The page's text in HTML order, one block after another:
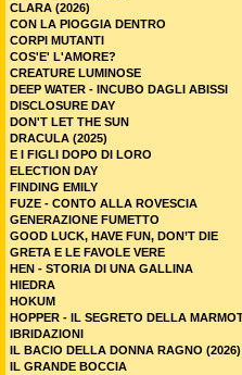
CLARA (2026)
CON LA PIOGGIA DENTRO
CORPI MUTANTI
COS'E' L'AMORE?
CREATURE LUMINOSE
DEEP WATER - INCUBO DAGLI ABISSI
DISCLOSURE DAY
DON'T LET THE SUN
DRACULA (2025)
E I FIGLI DOPO DI LORO
ELECTION DAY
FINDING EMILY
FUZE - CONTO ALLA ROVESCIA
GENERAZIONE FUMETTO
GOOD LUCK, HAVE FUN, DON’T DIE
GRETA E LE FAVOLE VERE
HEN - STORIA DI UNA GALLINA
HIEDRA
HOKUM
HOPPER - IL SEGRETO DELLA
IBRIDAZIONI
IL BACIO DELLA DONNA RAGNO (2026)
IL GRANDE BOCCIA